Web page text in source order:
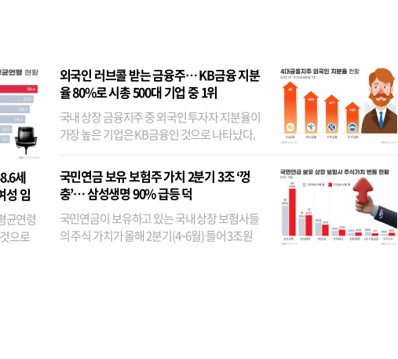
세
성 임
균연령
으로
외국인 러브콜 받는 금융주… KB금융 지분
율 80%로 시총 500대 기업 중 1위
국내 상장 금융지주 중 외국인 투자자 지분율이
가장 높은 기업은 KB금융인 것으로 나타났다.
융이었다. 특히 KB금융은 지난달 말 기준 해외
기관투자자 지분율이...
국민연금 보유 보험주 가치 2분기 3조 ‘껑
충’… 삼성생명 90% 급등 덕
국민연금이 보유하고 있는 국내 상장 보험사들
의 주식 가치가 올해 2분기(4~6월) 들어 3조원